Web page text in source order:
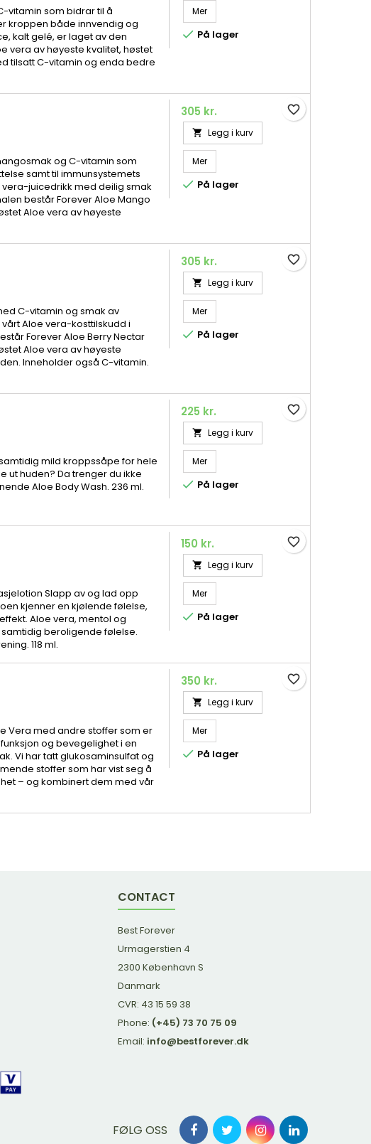
vitamin som bidrar til å
kroppen både innvendig og
kalt gelé, er laget av den
vera av høyeste kvalitet, høstet
tilsatt C-vitamin og enda bedre
Mer
 På lager
og C-vitamin som
samt til immunsystemets
juicedrikk med deilig smak
består Forever Aloe Mango
Aloe vera av høyeste
305 kr.
 Legg i kurv
Mer
 På lager
favorite_border
C-vitamin og smak av
Aloe vera-kosttilskudd i
Forever Aloe Berry Nectar
Aloe vera av høyeste
Inneholder også C-vitamin.
305 kr.
 Legg i kurv
Mer
 På lager
favorite_border
mild kroppssåpe for hele
ut huden? Da trenger du ikke
Aloe Body Wash. 236 ml.
225 kr.
 Legg i kurv
Mer
 På lager
favorite_border
Slapp av og lad opp
kjenner en kjølende følelse,
Aloe vera, mentol og
beroligende følelse.
118 ml.
150 kr.
 Legg i kurv
Mer
 På lager
favorite_border
Vera med andre stoffer som er
og bevegelighet i en
Vi har tatt glukosaminsulfat og
stoffer som har vist seg å
– og kombinert dem med vår
350 kr.
 Legg i kurv
Mer
 På lager
favorite_border
CONTACT
Best Forever
Urmagerstien 4
2300 København S
Danmark
CVR: 43 15 59 38
Phone: (+45) 73 70 75 09
Email: info@bestforever.dk
FØLG OSS